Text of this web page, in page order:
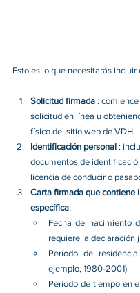
Esto es lo que necesitarás incluir
Solicitud firmada :
solicitud en línea u
físico del sitio web de VDH.
Identificación personal :
documentos de
licencia de conducir o
Carta firmada que contiene
específica:
Fecha de nacimiento
requiere la declaración
Período de
ejemplo, 1980-2001).
Período de tiempo en